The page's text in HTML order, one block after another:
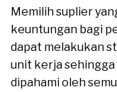
Memilih suplier
keuntungan bagi
dapat melakukan
unit kerja sehingga
dipahami oleh